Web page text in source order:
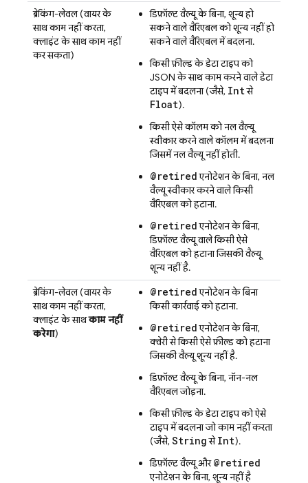
ब्रेकिंग-लेवल (वायर के
साथ काम नहीं करता,
क्लाइंट के साथ काम नहीं
कर सकता)
डिफ़ॉल्ट वैल्यू के बिना, शून्य हो
सकने वाले वैरिएबल को शून्य नहीं हो
सकने वाले वैरिएबल में बदलना.
किसी फ़ील्ड के डेटा टाइप को
JSON के साथ काम करने वाले डेटा
टाइप में बदलना (जैसे, Intसे
Float).
किसी ऐसे कॉलम को नल वैल्यू
स्वीकार करने वाले कॉलम में बदलना
जिसमें नल वैल्यू नहीं होती.
@retiredएनोटेशन के बिना, नल
वैल्यू स्वीकार करने वाले किसी
वैरिएबल को हटाना.
@retiredएनोटेशन के बिना,
डिफ़ॉल्ट वैल्यू वाले किसी ऐसे
वैरिएबल को हटाना जिसकी वैल्यू
शून्य नहीं है.
ब्रेकिंग-लेवल (वायर के
साथ काम नहीं करता,
क्लाइंट के साथकाम नहीं
करेगा)
@retiredएनोटेशन के बिना
किसी कार्रवाई को हटाना.
@retiredएनोटेशन के बिना,
क्वेरी से किसी ऐसे फ़ील्ड को हटाना
जिसकी वैल्यू शून्य नहीं है.
डिफ़ॉल्ट वैल्यू के बिना, नॉन-नल
वैरिएबल जोड़ना.
किसी फ़ील्ड के डेटा टाइप को ऐसे
टाइप में बदलना जो काम नहीं करता
(जैसे, StringसेInt).
डिफ़ॉल्ट वैल्यू और@retired
एनोटेशन के बिना, शून्य नहीं है